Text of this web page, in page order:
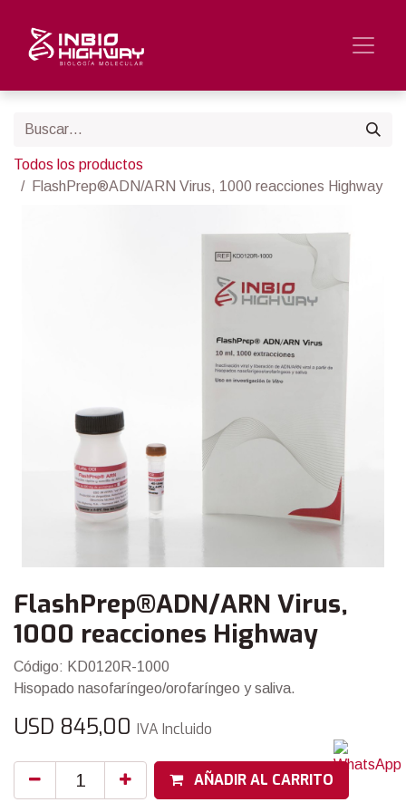
Todos los productos
FlashPrep®ADN/ARN Virus, 1000 reacciones Highway
FlashPrep®ADN/ARN Virus,
1000 reacciones Highway
Código: KD0120R-1000
Hisopado nasofaríngeo/orofaríngeo y saliva.
USD 845,00 IVA Incluido
AÑADIR AL CARRITO